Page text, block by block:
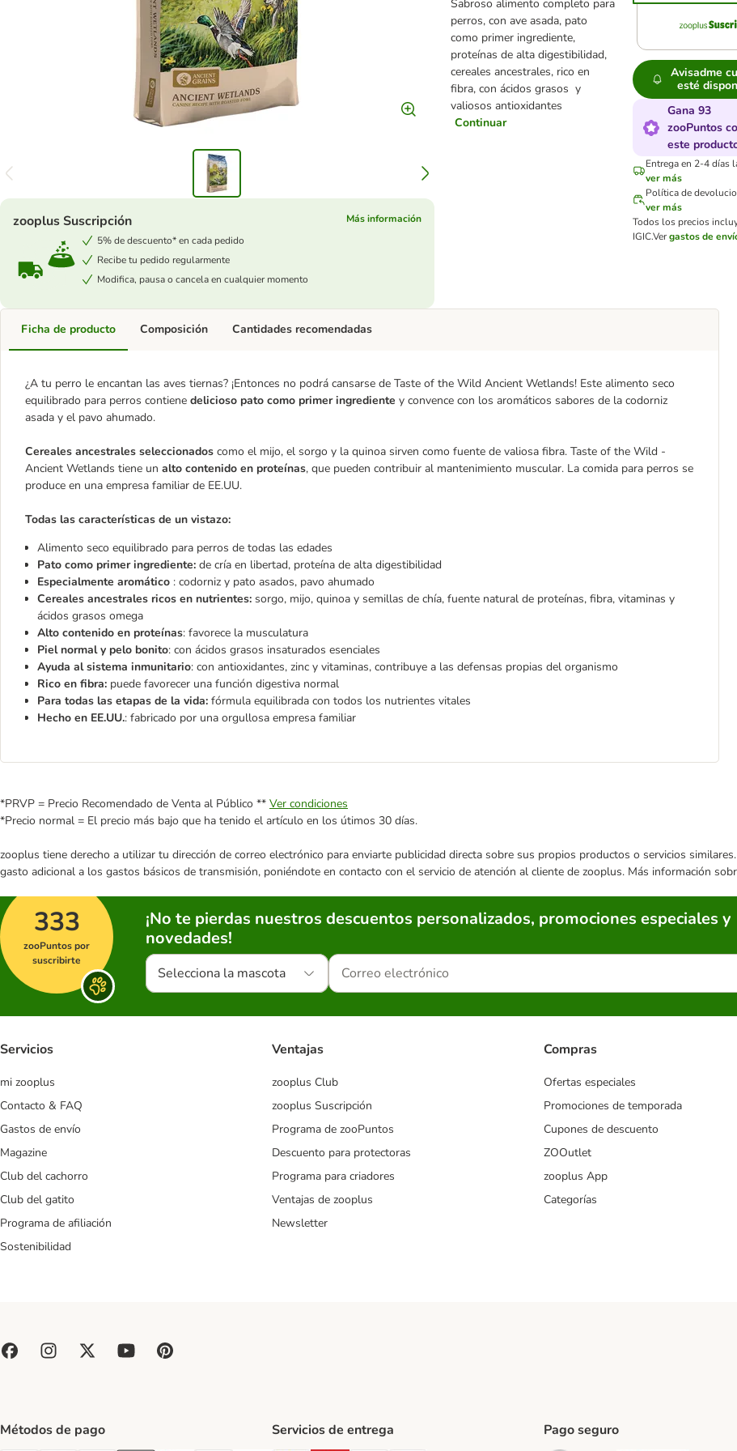
Sabroso alimento completo para
perros, con ave asada, pato
como primer ingrediente,
proteínas de alta digestibilidad,
cereales ancestrales, rico en
fibra, con ácidos grasos y
valiosos antioxidantes
Continuar
zooplus Suscripción
Más información
5% de descuento* en cada pedido
Recibe tu pedido regularmente
Modifica, pausa o cancela en cualquier momento
Avisadme
esté
Gana 93
zooPuntos
este
Entrega en 2-4 días
ver más
Política de
ver más
Todos los precios
IGIC.Vergastos de
Ficha de producto
¿A tu perro le encantan las aves tiernas? ¡Entonces no podrá cansarse de Taste of the Wild Ancient Wetlands! Este alimento seco
equilibrado para perros contiene delicioso pato como primer ingrediente y convence con los aromáticos sabores de la codorniz
asada y el pavo ahumado.
Cereales ancestrales seleccionados como el mijo, el sorgo y la quinoa sirven como fuente de valiosa fibra. Taste of the Wild -
Ancient Wetlands tiene un alto contenido en proteínas, que pueden contribuir al mantenimiento muscular. La comida para perros se
produce en una empresa familiar de EE.UU.
Todas las características de un vistazo:
Alimento seco equilibrado para perros de todas las edades
Pato como primer ingrediente: de cría en libertad, proteína de alta digestibilidad
Especialmente aromático : codorniz y pato asados, pavo ahumado
Cereales ancestrales ricos en nutrientes: sorgo, mijo, quinoa y semillas de chía, fuente natural de proteínas, fibra, vitaminas y
ácidos grasos omega
Alto contenido en proteínas: favorece la musculatura
Piel normal y pelo bonito: con ácidos grasos insaturados esenciales
Ayuda al sistema inmunitario: con antioxidantes, zinc y vitaminas, contribuye a las defensas propias del organismo
Rico en fibra: puede favorecer una función digestiva normal
Para todas las etapas de la vida: fórmula equilibrada con todos los nutrientes vitales
Hecho en EE.UU.: fabricado por una orgullosa empresa familiar
Composición Cantidades recomendadas
*PRVP = Precio Recomendado de Venta al Público ** Ver condiciones
*Precio normal = El precio más bajo que ha tenido el artículo en los útimos 30 días.
zooplus tiene derecho a utilizar tu dirección de correo electrónico para enviarte publicidad directa sobre sus propios productos o servicios
gasto adicional a los gastos básicos de transmisión, poniéndote en contacto con el servicio de atención al cliente de zooplus. Más información
333
zooPuntos por
suscribirte
¡No te pierdas nuestros descuentos personalizados, promociones especiales y
novedades!
Selecciona la mascota
Servicios
mi zooplus
Contacto & FAQ
Gastos de envío
Magazine
Club del cachorro
Club del gatito
Programa de afiliación
Sostenibilidad
Ventajas
zooplus Club
zooplus Suscripción
Programa de zooPuntos
Descuento para protectoras
Programa para criadores
Ventajas de zooplus
Newsletter
Compras
Ofertas especiales
Promociones de temporada
Cupones de descuento
ZOOutlet
zooplus App
Categorías
Métodos de pago Servicios de entrega Pago seguro